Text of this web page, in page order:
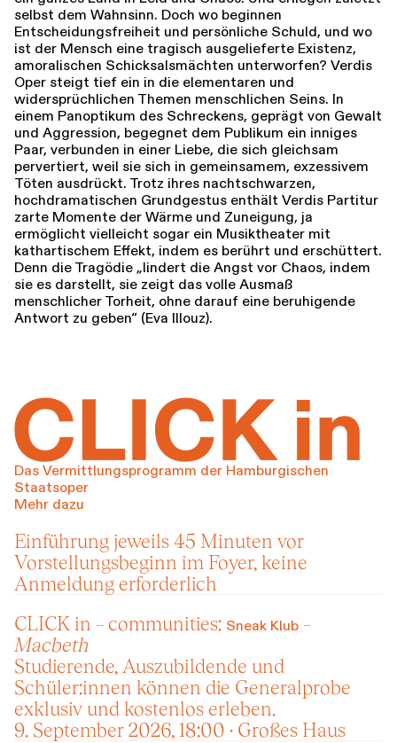
selbst dem Wahnsinn. Doch wo beginnen
Entscheidungs­freiheit und persönliche Schuld, und wo
ist der Mensch eine tragisch ausgelieferte Existenz,
amoralischen Schicksalsmächten unterworfen? Verdis
Oper steigt tief ein in die elementaren und
widersprüchlichen Themen menschlichen Seins. In
einem Panoptikum des Schreckens, geprägt von Gewalt
und Aggression, begegnet dem Publikum ein inniges
Paar, verbunden in einer Liebe, die sich gleichsam
pervertiert, weil sie sich in gemeinsamem, exzessivem
Töten ausdrückt. Trotz ihres nachtschwarzen,
hochdramatischen Grundgestus enthält Verdis Partitur
zarte Momente der Wärme und Zuneigung, ja
ermöglicht vielleicht sogar ein Musiktheater mit
kathartischem Effekt, indem es berührt und erschüttert.
Denn die Tragödie „lindert die Angst vor Chaos, indem
sie es darstellt, sie zeigt das volle Ausmaß
menschlicher Torheit, ohne darauf eine beruhigende
Antwort zu geben“ (Eva Illouz).
Das Vermittlungsprogramm der Hamburgischen
Staatsoper
Mehr dazu
Einführung jeweils 45 Minuten vor
Vorstellungsbeginn im Foyer, keine
Anmeldung erforderlich
CLICK in – communities: Sneak Klub –
Macbeth
Studierende, Auszubildende und
Schüler:innen können die Generalprobe
exklusiv und kostenlos erleben.
9. September 2026, 18:00 · Großes Haus